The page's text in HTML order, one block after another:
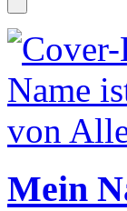
Mein